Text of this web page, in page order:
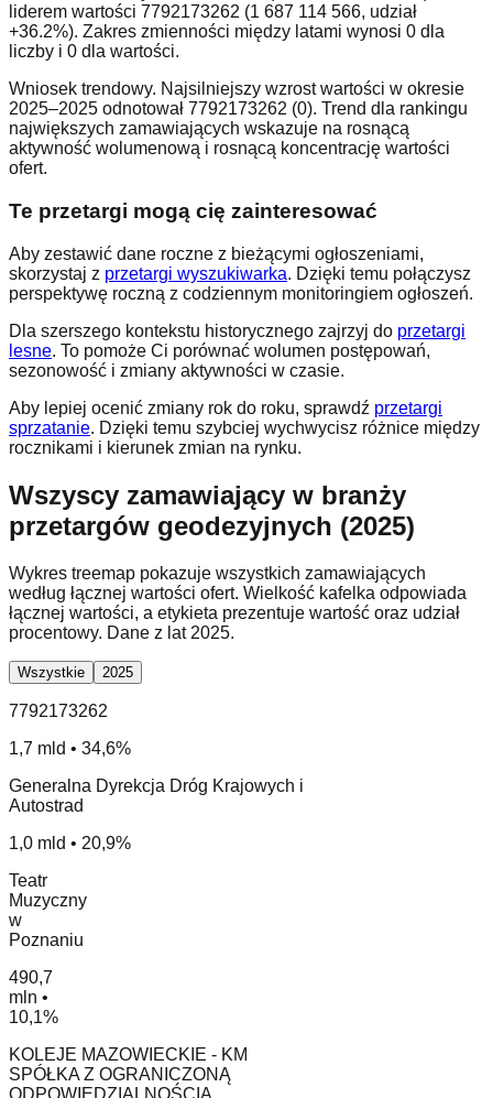
liderem wartości 7792173262 (1 687 114 566, udział
+36.2%). Zakres zmienności między latami wynosi 0 dla
liczby i 0 dla wartości.
Wniosek trendowy. Najsilniejszy wzrost wartości w okresie
2025–2025 odnotował 7792173262 (0). Trend dla rankingu
największych zamawiających wskazuje na rosnącą
aktywność wolumenową i rosnącą koncentrację wartości
ofert.
Te przetargi mogą cię zainteresować
Aby zestawić dane roczne z bieżącymi ogłoszeniami,
skorzystaj z przetargi wyszukiwarka. Dzięki temu połączysz
perspektywę roczną z codziennym monitoringiem ogłoszeń.
Dla szerszego kontekstu historycznego zajrzyj do przetargi
lesne. To pomoże Ci porównać wolumen postępowań,
sezonowość i zmiany aktywności w czasie.
Aby lepiej ocenić zmiany rok do roku, sprawdź przetargi
sprzatanie. Dzięki temu szybciej wychwycisz różnice między
rocznikami i kierunek zmian na rynku.
Wszyscy zamawiający w branży
przetargów geodezyjnych (2025)
Wykres treemap pokazuje wszystkich zamawiających
według łącznej wartości ofert. Wielkość kafelka odpowiada
łącznej wartości, a etykieta prezentuje wartość oraz udział
procentowy. Dane z lat 2025.
Wszystkie 2025
7792173262
1,7 mld • 34,6%
Generalna Dyrekcja Dróg Krajowych i
Autostrad
1,0 mld • 20,9%
Teatr
Muzyczny
w
Poznaniu
490,7
mln •
10,1%
KOLEJE MAZOWIECKIE - KM
SPÓŁKA Z OGRANICZONĄ
ODPOWIEDZIALNOŚCIĄ